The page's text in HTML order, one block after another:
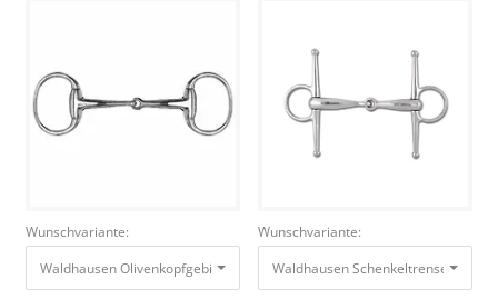
Wunschvariante:
Waldhausen Olivenkopfgebiss, Einfach gebrochen EST, R:7cm, S:14mm,
Wunschvariante:
Waldhausen Schenkeltrense,